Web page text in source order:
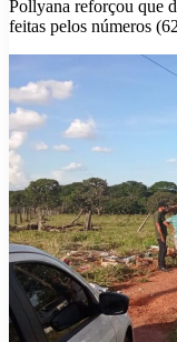
Pollyana reforçou que
feitas pelos números